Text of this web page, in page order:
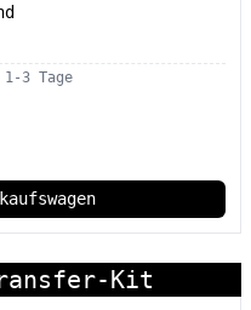
3 Tage
Kit